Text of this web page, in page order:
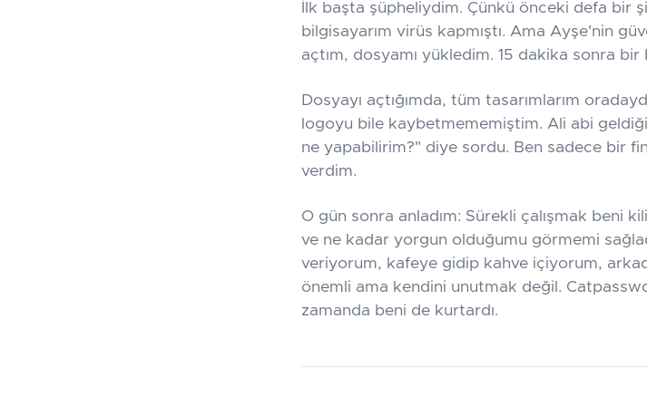
İlk başta şüpheliydim. Çünkü önceki defa bir
bilgisayarım virüs kapmıştı. Ama Ayşe'nin
açtım, dosyamı yükledim. 15 dakika sonra
Dosyayı açtığımda, tüm tasarımlarım
logoyu bile kaybetmememiştim. Ali abi
ne yapabilirim?" diye sordu. Ben sadece bir
verdim.
O gün sonra anladım: Sürekli çalışmak beni
ve ne kadar yorgun olduğumu görmemi
veriyorum, kafeye gidip kahve içiyorum,
önemli ama kendini unutmak değil.
zamanda beni de kurtardı.